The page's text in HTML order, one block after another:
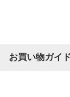
お買い物ガイ